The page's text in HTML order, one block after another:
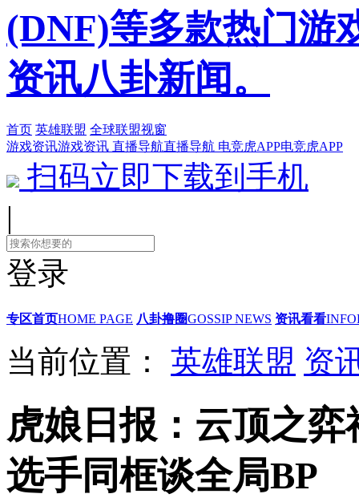
(DNF)等多款热门游
资讯八卦新闻。
首页 英雄联盟 全球联盟视窗
游戏资讯游戏资讯 直播导航直播导航 电竞虎APP电竞虎APP
扫码立即下载到手机
|
登录
专区首页HOME PAGE 八卦撸圈GOSSIP NEWS 资讯看看
当前位置： 英雄联盟 资
虎娘日报：云顶之
选手同框谈全局BP